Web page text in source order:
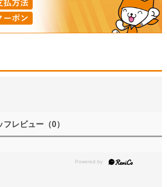
フレビュー （0）